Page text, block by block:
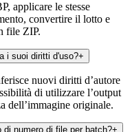
applicare le stesse
convertire il lotto e
file ZIP.
i suoi diritti d'uso?+
nuovi diritti d’autore
di utilizzare l’output
dell’immagine originale.
numero di file per batch?+